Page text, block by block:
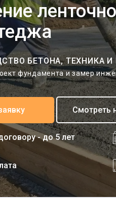
БЕТОНА, ТЕХНИКА
фундамента и замер
Смотреть
- до 5 лет